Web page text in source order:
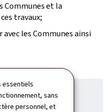
essentiels
sans
personnel, et
Communes et la
travaux;
les Communes ainsi